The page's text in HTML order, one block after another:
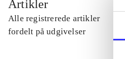
Artikler
Alle registrerede artikler
fordelt på udgivelser